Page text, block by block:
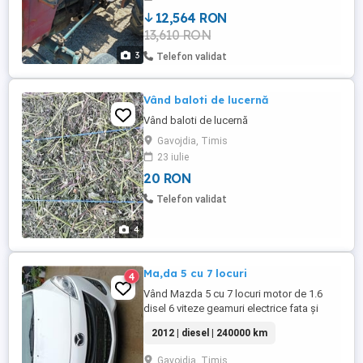
3
12,564 RON
13,610 RON
Telefon validat
4
Vând baloti de lucernă
Vând baloti de lucernă
Gavojdia, Timis
23 iulie
20 RON
Telefon validat
4 Ma,da 5 cu 7 locuri
Vând Mazda 5 cu 7 locuri motor de 1.6
disel 6 viteze geamuri electrice fata și
de fabrica abs esp srs oglinzi cromate
genți de aluminiu oglinzi electrice senzori
2012 | diesel | 240000 km
Gavojdia, Timis